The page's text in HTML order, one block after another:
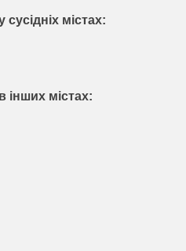
сусідніх містах:
інших містах: